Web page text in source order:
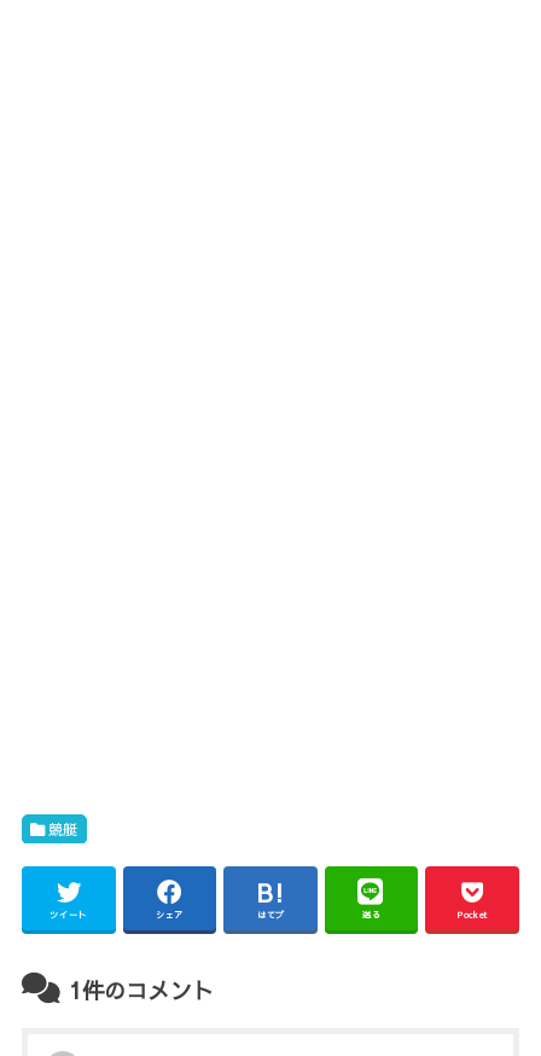
競艇
ツイート シェア はてブ 送る Pocket
1件のコメント